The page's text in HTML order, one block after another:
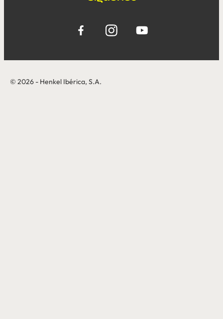
© 2026 - Henkel Ibérica, S.A.